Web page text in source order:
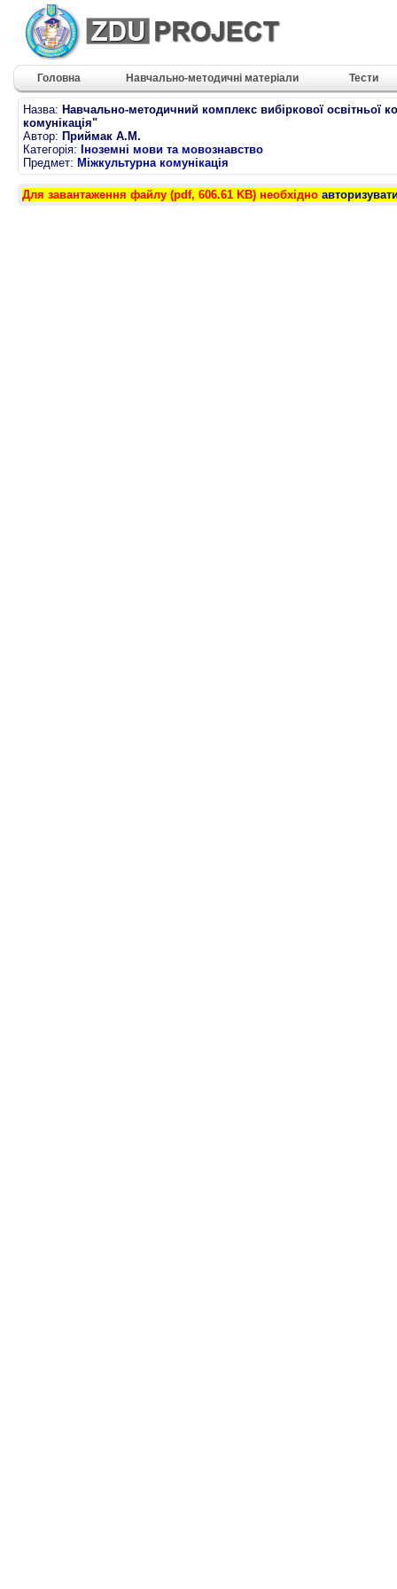
Головна Навчально-методичні матеріали Тести
Назва: Навчально-методичний комплекс вибіркової освітньої
комунікація"
Автор: Приймак А.М.
Категорія: Іноземні мови та мовознавство
Предмет: Міжкультурна комунікація
Для завантаження файлу (pdf, 606.61 KB) необхідно